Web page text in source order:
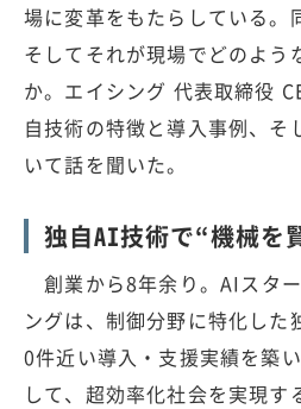
場に変革をもたらしている。
そしてそれが現場でどのよう
か。エイシング 代表取締役
自技術の特徴と導入事例、そ
いて話を聞いた。
独自AI技術で“機械を
創業から8年余り。AIスタ
ングは、制御分野に特化し
0件近い導入・支援実績を築
して、超効率化社会を実現す